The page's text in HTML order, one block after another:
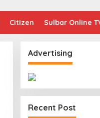
Citizen Sulbar Online
Advertising
Recent Post